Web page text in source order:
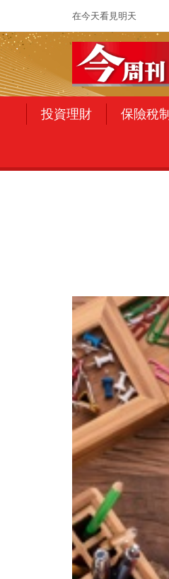
在今天看見明天
投資理財 保險稅制